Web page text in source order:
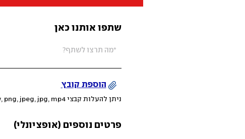
שתפו אותנו כאן
הוספת קובץ
ניתן להעלות קבצי mov, png, jpeg, jpg, mp4 עד 200MB
פרטים נוספים (אופציונלי)